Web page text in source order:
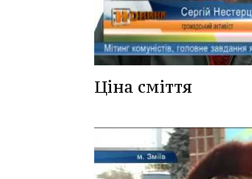
Ціна сміття